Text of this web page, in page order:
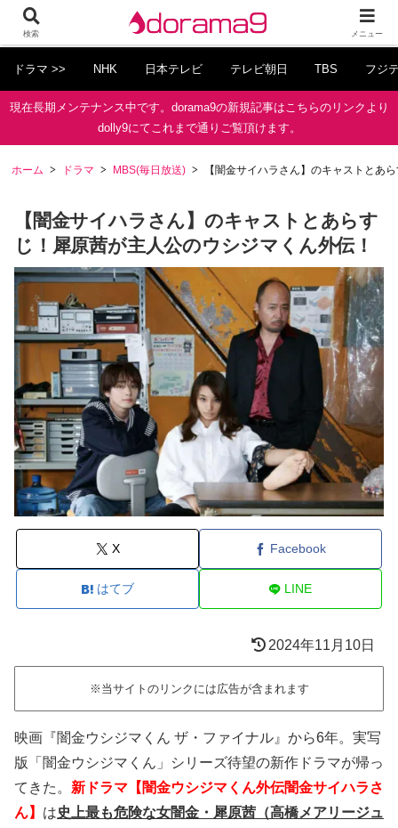
ドラマ >> NHK 日本テレビ テレビ朝日 TBS フジ
現在長期メンテナンス中です。dorama9の新規記事はこちらのリンクより
dolly9にてこれまで通りご覧頂けます。
ホーム ドラマ MBS(毎日放送) 【闇金サイハラさん】のキャストとあ
【闇金サイハラさん】のキャストとあらす
じ！犀原茜が主人公のウシジマくん外伝！
X Facebook
はてブ LINE
2024年11月10日
※当サイトのリンクには広告が含まれます
映画『闇金ウシジマくん ザ・ファイナル』から6年。 実写
版「闇金ウシジマくん」シリーズ待望の新作ドラマが帰っ
てきた。 新ドラマ【闇金ウシジマくん外伝闇金サイハラさ
ん】 は史上最も危険な女闇金・犀原茜（高橋メアリージュ
検索 メニュー